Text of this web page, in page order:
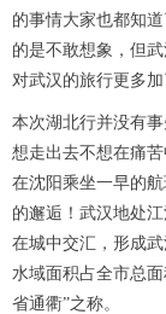
的事情大家也都知
的是不敢想象，但
对武汉的旅行更多加
本次湖北行并没有
想走出去不想在痛
在沈阳乘坐一早的
的邂逅！武汉地处
在城中交汇，形成
水域面积占全市总
省通衢”之称。